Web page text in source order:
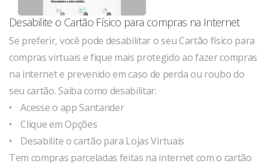
Desabilite o Cartão Físico para compras na Internet
Se preferir, você pode desabilitar o seu Cartão físico para
compras virtuais e fique mais protegido ao fazer compras
na internet e prevenido em caso de perda ou roubo do
seu cartão. Saiba como desabilitar:
• Acesse o app Santander
• Clique em Opções
• Desabilite o cartão para Lojas Virtuais
Tem compras parceladas feitas na internet com o cartão